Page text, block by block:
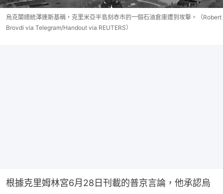
烏克蘭總統澤連斯基稱，克里米亞半島刻赤市的一個石油倉庫遭到攻擊。（Robert
Brovdi via Telegram/Handout via REUTERS）
根據克里姆林宮6月28日刊載的普京言論，他承認烏